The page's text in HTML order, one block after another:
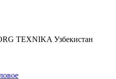
TEXNIKA Узбекистан